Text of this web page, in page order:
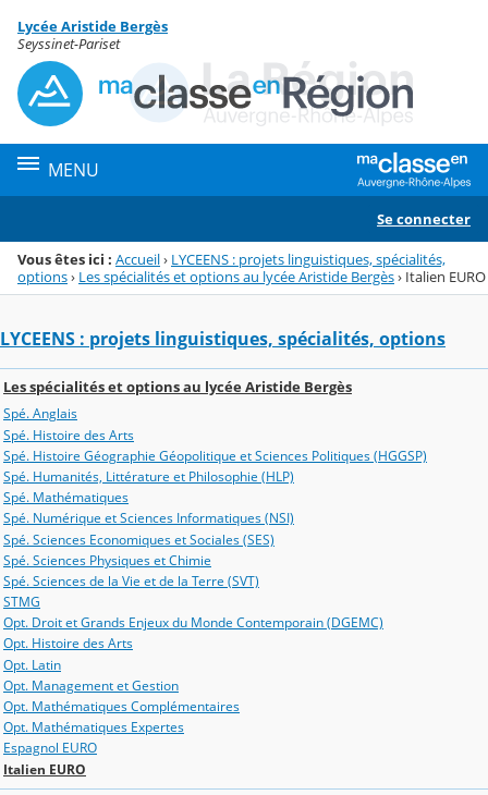
Menu de la rubrique
Contenu
Lycée Aristide Bergès
Seyssinet-Pariset
MENU
Se connecter
Vous êtes ici : Accueil› LYCEENS : projets linguistiques, spécialités,
options› Les spécialités et options au lycée Aristide Bergès› Italien EURO
LYCEENS : projets linguistiques, spécialités, options
Les spécialités et options au lycée Aristide Bergès
Spé. Anglais
Spé. Histoire des Arts
Spé. Histoire Géographie Géopolitique et Sciences Politiques (HGGSP)
Spé. Humanités, Littérature et Philosophie (HLP)
Spé. Mathématiques
Spé. Numérique et Sciences Informatiques (NSI)
Spé. Sciences Economiques et Sociales (SES)
Spé. Sciences Physiques et Chimie
Spé. Sciences de la Vie et de la Terre (SVT)
STMG
Opt. Droit et Grands Enjeux du Monde Contemporain (DGEMC)
Opt. Histoire des Arts
Opt. Latin
Opt. Management et Gestion
Opt. Mathématiques Complémentaires
Opt. Mathématiques Expertes
Espagnol EURO
Italien EURO